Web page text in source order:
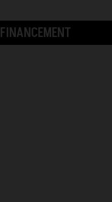
FINANCEMENT